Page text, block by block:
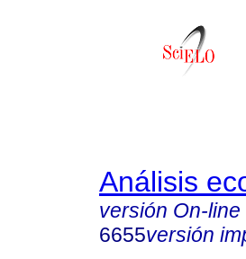
Análisis
versión On-line
6655versión